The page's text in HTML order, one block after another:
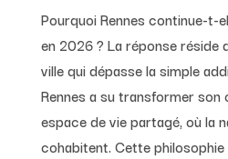
Pourquoi Rennes continue-t-
en 2026 ? La réponse réside
ville qui dépasse la simple
Rennes a su transformer son
espace de vie partagé, où la
cohabitent. Cette